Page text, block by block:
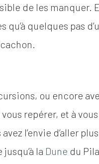
de les manquer.
qu’à quelques pas
ou encore
vous repérer, et à
l’envie d’aller
la Dune du